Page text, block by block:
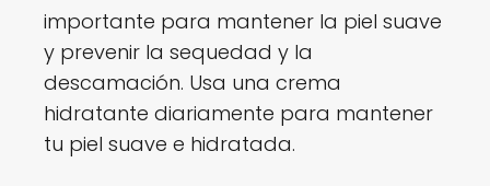
importante para mantener la piel suave
y prevenir la sequedad y la
descamación. Usa una crema
hidratante diariamente para mantener
tu piel suave e hidratada.